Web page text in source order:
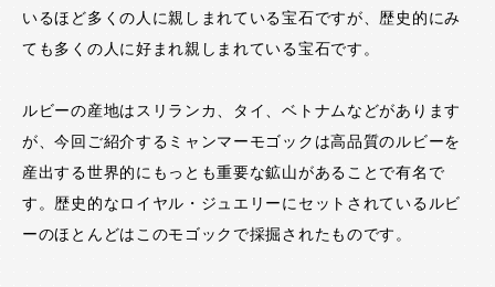
いるほど多くの人に親しまれている宝石ですが、歴史的にみ
ても多くの人に好まれ親しまれている宝石です。
ルビーの産地はスリランカ、タイ、ベトナムなどがあります
が、今回ご紹介するミャンマーモゴックは高品質のルビーを
産出する世界的にもっとも重要な鉱山があることで有名で
す。歴史的なロイヤル・ジュエリーにセットされているルビ
ーのほとんどはこのモゴックで採掘されたものです。